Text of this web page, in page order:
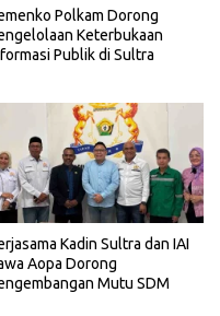
Polkam Dorong
Keterbukaan
Publik di Sultra
Kadin Sultra dan IAI
Aopa Dorong
Mutu SDM